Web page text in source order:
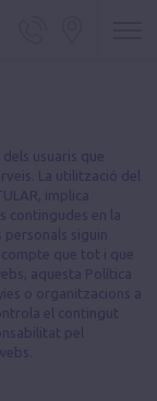
usuaris que
La utilització del
implica
contingudes en la
personals siguin
que tot i que
aquesta Política
o organitzacions a
el contingut
pel